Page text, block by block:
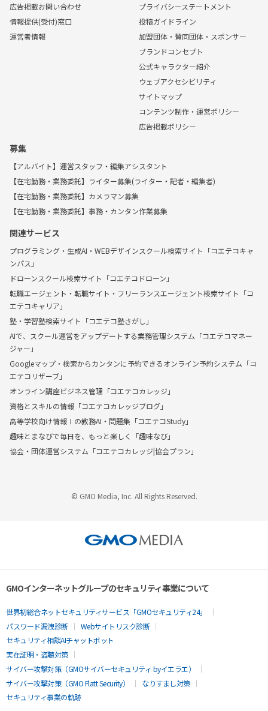
広告掲載お問い合わせ
情報提供(受付)窓口
運営者情報
プライバシーステートメント
投稿ガイドライン
加盟団体・賛同団体・スポンサー
ブランドコンセプト
公式キャラクター紹介
ウェブアクセシビリティ
サイトマップ
コンテンツ制作・運営ポリシー
広告掲載ポリシー
募集
【アルバイト】運営スタッフ・編集アシスタント
【在宅勤務・業務委託】ライター募集(ライター・記者・編集者)
【在宅勤務・業務委託】カメラマン募集
【在宅勤務・業務委託】事務・カンタン作業募集
関連サービス
プログラミング・生成AI・WEBデザインスクール検索サイト「コエテコキャ
ンパス」
ドローンスクール検索サイト「コエテコドローン」
転職エージェント・転職サイト・フリーランスエージェント検索サイト「コ
エテコキャリア」
塾・学習塾検索サイト「コエテコ塾さがし」
AIで、スクール運営をアップデートする業務管理システム「コエテコマネー
ジャー」
Googleマップ・検索からカンタンに予約できるオンライン予約システム「コ
エテコリザーブ」
オンライン講座ビジネス管理「コエテコカレッジ」
資格とスキルの情報「コエテコカレッジブログ」
高等学校向け情報Ⅰの教務AI・問題集「コエテコStudy」
趣味とまなびで毎日を、もっと楽しく「趣味なび」
協会・団体運営システム「コエテコカレッジ|協会プラン」
© GMO Media, Inc. All Rights Reserved.
GMOインターネットグループのセキュリティ事業について
世界初総合ネットセキュリティサービス「GMOセキュリティ24」
パスワード漏洩診断
Webサイトリスク診断
セキュリティ相談AIチャットボット
実在証明・盗聴対策
サイバー攻撃対策（GMOサイバーセキュリティ byイエラエ）
サイバー攻撃対策（GMO Flatt Security）
なりすまし対策
セキュリティ事業の軌跡